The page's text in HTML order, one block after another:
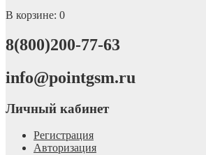
В корзине: 0
8(800)200-77-63
info@pointgsm.ru
Личный кабинет
Регистрация
Авторизация